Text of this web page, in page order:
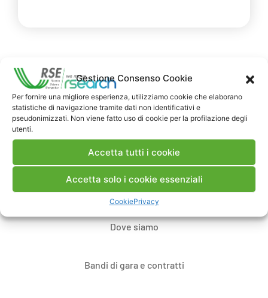
Gestione Consenso Cookie
Per fornire una migliore esperienza, utilizziamo cookie che elaborano
statistiche di navigazione tramite dati non identificativi e
pseudonimizzati. Non viene fatto uso di cookie per la profilazione degli
utenti.
Accetta tutti i cookie
Accetta solo i cookie essenziali
CookiePrivacy
Contatti
Dove siamo
Bandi di gara e contratti